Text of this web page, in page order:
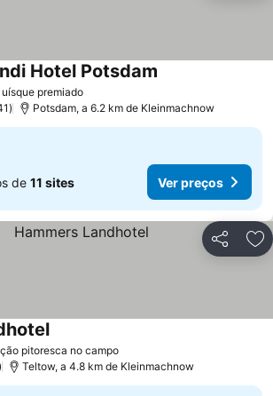
uísque premiado
Hotel Potsdam
Potsdam, a 6.2 km de Kleinmachnow
de 11 sites Ver preços
Partilhar
pitoresca no campo
Teltow, a 4.8 km de Kleinmachnow